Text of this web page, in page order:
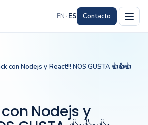
EN · ES Contacto
con Nodejs y React!!! NOS GUSTA 👍👍👍
Nodejs y